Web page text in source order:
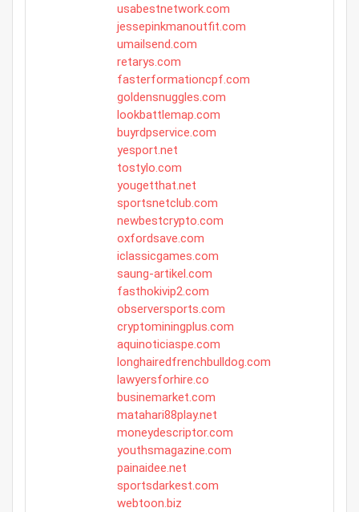
usabestnetwork.com
jessepinkmanoutfit.com
umailsend.com
retarys.com
fasterformationcpf.com
goldensnuggles.com
lookbattlemap.com
buyrdpservice.com
yesport.net
tostylo.com
yougetthat.net
sportsnetclub.com
newbestcrypto.com
oxfordsave.com
iclassicgames.com
saung-artikel.com
fasthokivip2.com
observersports.com
cryptominingplus.com
aquinoticiaspe.com
longhairedfrenchbulldog.com
lawyersforhire.co
businemarket.com
matahari88play.net
moneydescriptor.com
youthsmagazine.com
painaidee.net
sportsdarkest.com
webtoon.biz